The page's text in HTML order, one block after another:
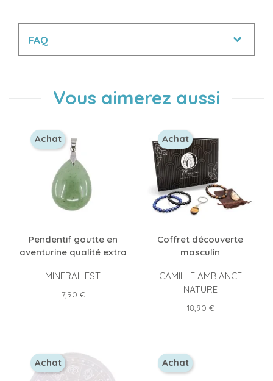
FAQ
Vous aimerez aussi
Pendentif goutte en
aventurine qualité extra
MINERAL EST
Prix
7,90 €
Achat
Coffret découverte
masculin
CAMILLE AMBIANCE
NATURE
Prix
18,90 €
Achat
Achat Achat